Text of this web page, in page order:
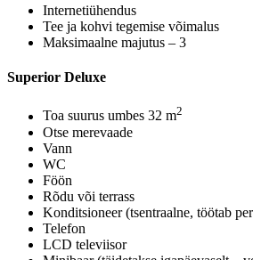
Internetiühendus
Tee ja kohvi tegemise võimalus
Maksimaalne majutus – 3
Superior Deluxe
Toa suurus umbes 32 m2
Otse merevaade
Vann
WC
Föön
Rõdu või terrass
Konditsioneer (tsentraalne, töötab
Telefon
LCD televiisor